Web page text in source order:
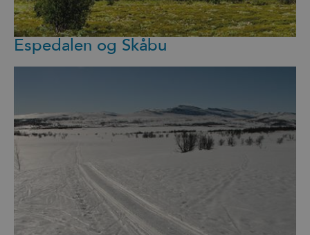
Espedalen og Skåbu